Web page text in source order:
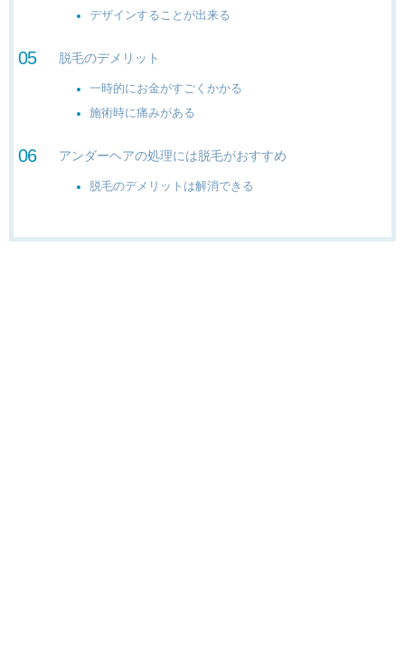
デザインすることが出来る
脱毛のデメリット
一時的にお金がすごくかかる
施術時に痛みがある
アンダーヘアの処理には脱毛がおすすめ
脱毛のデメリットは解消できる